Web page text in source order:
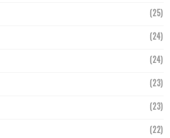
(25)
(24)
(24)
(23)
(23)
(22)